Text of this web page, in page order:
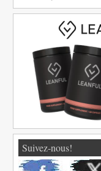
Suivez-nous!